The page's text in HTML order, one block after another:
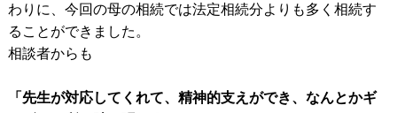
わりに、今回の母の相続では法定相続分よりも多く相続す
ることができました。
相談者からも
「先生が対応してくれて、精神的支えができ、なんとかギ